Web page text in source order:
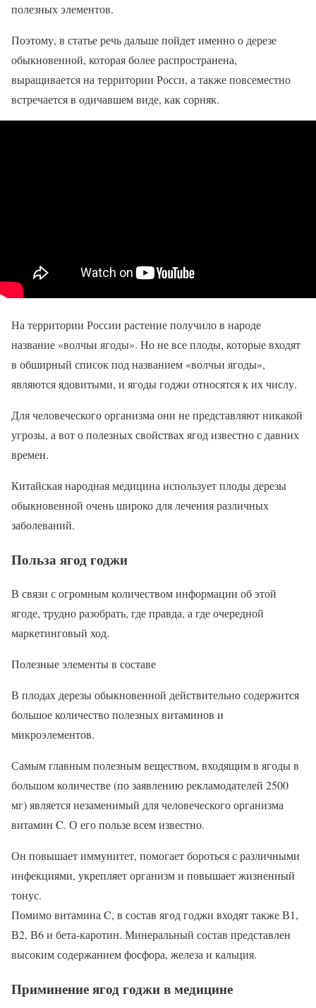
полезных элементов.
Поэтому, в статье речь дальше пойдет именно о дерезе
обыкновенной, которая более распространена,
выращивается на территории Росси, а также повсеместно
встречается в одичавшем виде, как сорняк.
На территории России растение получило в народе
название «волчьи ягоды». Но не все плоды, которые входят
в обширный список под названием «волчьи ягоды»,
являются ядовитыми, и ягоды годжи относятся к их числу.
Для человеческого организма они не представляют никакой
угрозы, а вот о полезных свойствах ягод известно с давних
времен.
Китайская народная медицина использует плоды дерезы
обыкновенной очень широко для лечения различных
заболеваний.
Польза ягод годжи
В связи с огромным количеством информации об этой
ягоде, трудно разобрать, где правда, а где очередной
маркетинговый ход.
Полезные элементы в составе
В плодах дерезы обыкновенной действительно содержится
большое количество полезных витаминов и
микроэлементов.
Самым главным полезным веществом, входящим в ягоды в
большом количестве (по заявлению рекламодателей 2500
мг) является незаменимый для человеческого организма
витамин C. О его пользе всем известно.
Он повышает иммунитет, помогает бороться с различными
инфекциями, укрепляет организм и повышает жизненный
тонус.
Помимо витамина C, в состав ягод годжи входят также В1,
В2, В6 и бета-каротин. Минеральный состав представлен
высоким содержанием фосфора, железа и кальция.
Приминение ягод годжи в медицине